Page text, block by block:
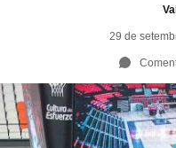
29 de